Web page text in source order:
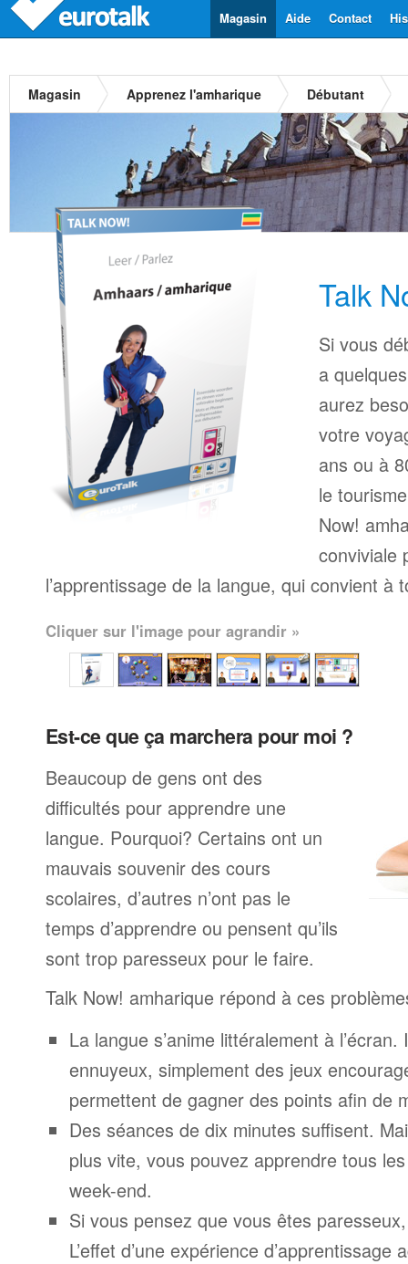
Contact
Aide
Magasin
Magasin Apprenez l'amharique Débutant
Talk
Si vous
a
aurez
votre
ans ou à
le
Now!
conviviale
l’apprentissage de la langue, qui convient à
Cliquer sur l'image pour agrandir »
Est-ce que ça marchera pour moi ?
Beaucoup de gens ont des
difficultés pour apprendre une
langue. Pourquoi? Certains ont un
mauvais souvenir des cours
scolaires, d’autres n’ont pas le
temps d’apprendre ou pensent qu’ils
sont trop paresseux pour le faire.
Talk Now! amharique répond à ces
La langue s’anime littéralement à l’écran.
ennuyeux, simplement des jeux
permettent de gagner des points afin de
Des séances de dix minutes suffisent.
plus vite, vous pouvez apprendre tous
week-end.
Si vous pensez que vous êtes
L’effet d’une expérience